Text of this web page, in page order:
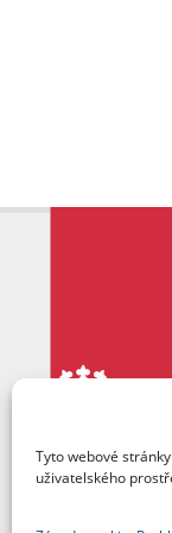
Tyto webové
uživatelského